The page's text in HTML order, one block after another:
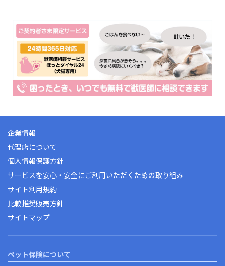
企業情報
代理店について
個人情報保護方針
サービスを安心・安全にご利用いただくための取り組み
サイト利用規約
比較推奨販売方針
サイトマップ
ペット保険について